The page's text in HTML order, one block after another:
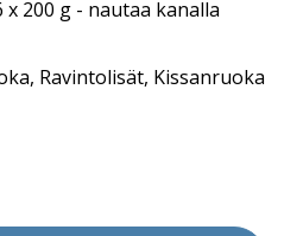
, Ravintolisät, Kissanruoka